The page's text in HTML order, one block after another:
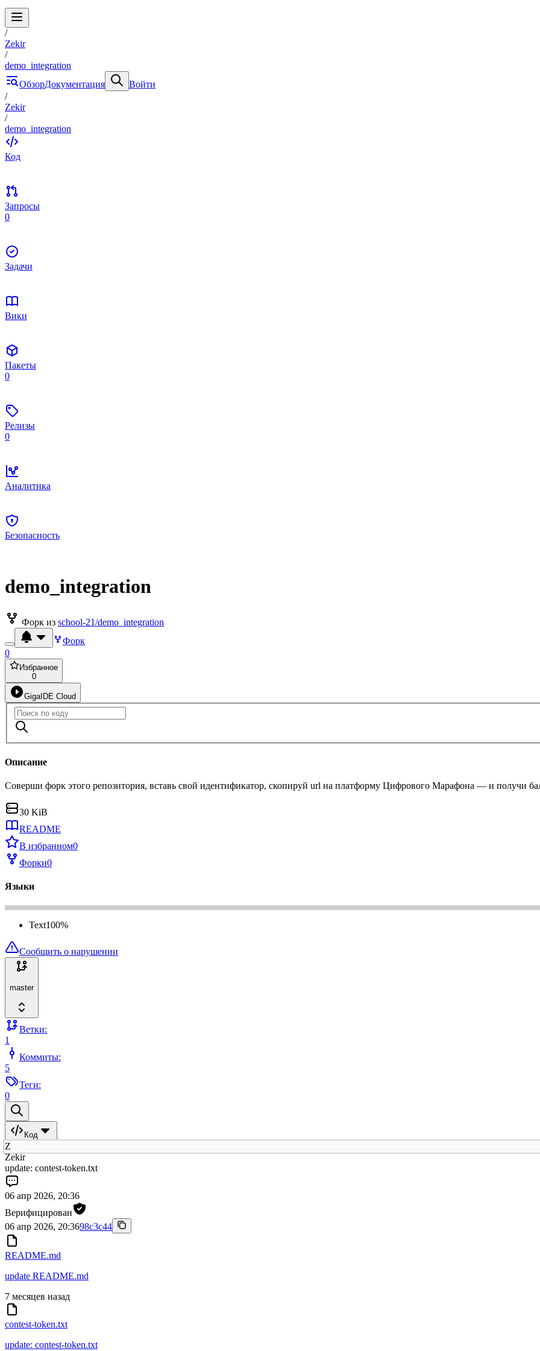
/
Zekir
/
demo_integration
ОбзорДокументация
Войти
/
Zekir
/
demo_integration
Код
Запросы
0
Задачи
Вики
Пакеты
0
Релизы
0
Аналитика
Безопасность
demo_integration
Форк из school-21/demo_integration
Форк
0
Избранное
0
GigaIDE Cloud
Описание
Соверши форк этого репозитория, вставь свой идентификатор, скопируй url на платформу Цифрового Марафона — и получи
30 KiB
README
В избранном0
Форки0
Языки
Text100%
Сообщить о нарушении
master
Ветки:
1
Коммиты:
5
Теги:
0
Код
Z
Zekir
update: contest-token.txt
06 апр 2026, 20:36
Верифицирован
06 апр 2026, 20:3698c3c44
README.md
update README.md
7 месяцев назад
contest-token.txt
update: contest-token.txt